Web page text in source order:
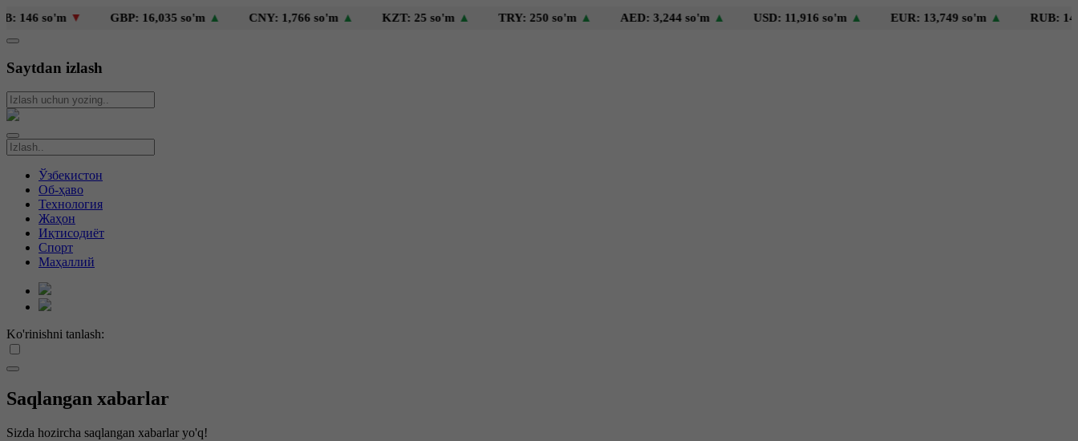
so'm▼ GBP: 16,035 so'm▲ CNY: 1,766 so'm▲ KZT: 25 so'm▲ TRY: 250 so'm▲ AED: 3,244 so'm▲ USD: 11,916 so'm▲ EUR: 13,749 so'm▲ RUB: 146 so'm
Saytdan izlash
Ўзбекистон
Об-ҳаво
Технология
Жаҳон
Иқтисодиёт
Спорт
Маҳаллий
Ko'rinishni tanlash:
Saqlangan xabarlar
Sizda hozircha saqlangan xabarlar yo'q!